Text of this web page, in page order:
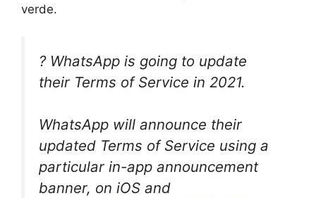
verde.
? WhatsApp is going to update
their Terms of Service in 2021.
WhatsApp will announce their
updated Terms of Service using a
particular in-app announcement
banner, on iOS and